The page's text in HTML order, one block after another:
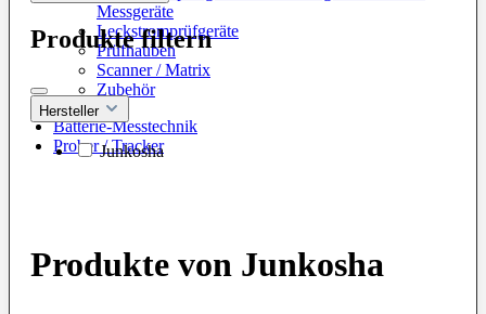
Messgeräte
Leckstromprüfgeräte
Prüfhauben
Scanner / Matrix
Zubehör
Batterie-Messtechnik
Prober / Tracker
Produkte filtern
Hersteller
Junkosha
Produkte von Junkosha